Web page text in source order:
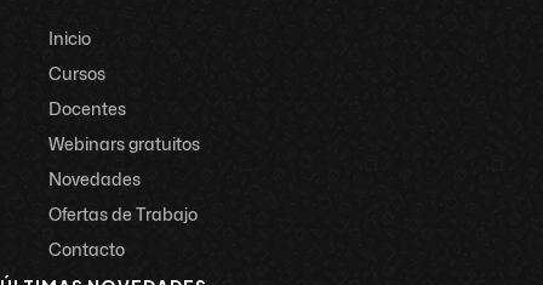
Inicio
Cursos
Docentes
Webinars gratuitos
Novedades
Ofertas de Trabajo
Contacto